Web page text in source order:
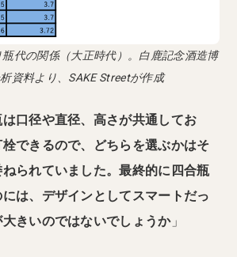
代の関係（大正時代）。白鹿記念酒造博
資料より、SAKE Streetが作成
口径や直径、高さが共通してお
できるので、どちらを選ぶかはそ
られていました。最終的に四合瓶
は、デザインとしてスマートだっ
きいのではないでしょうか」